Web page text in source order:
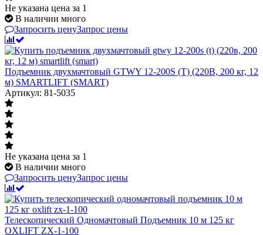
Не указана цена за 1
В наличии много
Запросить ценуЗапрос цены
Подъемник двухмачтовый GTWY 12-200S (T) (220В, 200 кг, 12
м) SMARTLIFT (SMART)
Артикул: 81-5035
Не указана цена за 1
В наличии много
Запросить ценуЗапрос цены
Телескопический Одномачтовый Подъемник 10 м 125 кг
OXLIFT ZX-1-100